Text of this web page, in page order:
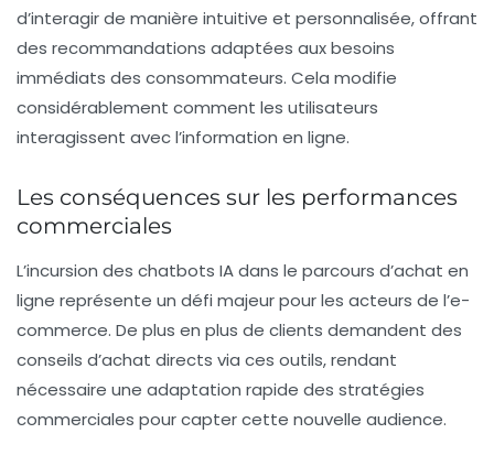
d’interagir de manière intuitive et personnalisée, offrant
des recommandations adaptées aux besoins
immédiats des consommateurs. Cela modifie
considérablement comment les utilisateurs
interagissent avec l’information en ligne.
Les conséquences sur les performances
commerciales
L’incursion des chatbots IA dans le parcours d’achat en
ligne représente un défi majeur pour les acteurs de l’e-
commerce. De plus en plus de clients demandent des
conseils d’achat directs via ces outils, rendant
nécessaire une adaptation rapide des stratégies
commerciales pour capter cette nouvelle audience.